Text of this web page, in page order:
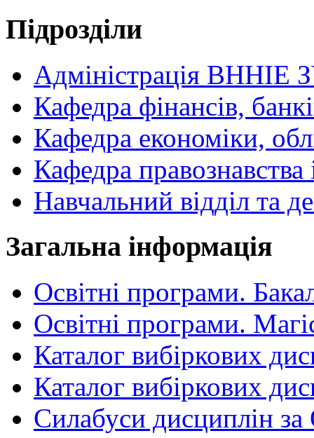
Підрозділи
Адміністрація ВННІЕ
Кафедра фінансів,
Кафедра економіки,
Кафедра
Навчальний відділ та
Загальна інформація
Освітні програми.
Освітні програми.
Каталог вибіркових
Каталог вибіркових
Силабуси дисциплін